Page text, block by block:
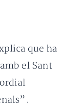
que ha
el Sant